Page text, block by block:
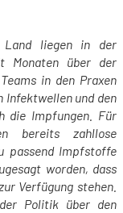
Land liegen in der
Monaten über der
in den Praxen
Infektwellen und den
die Impfungen. Für
bereits zahllose
passend Impfstoffe
worden, dass
Verfügung stehen.
Politik über den